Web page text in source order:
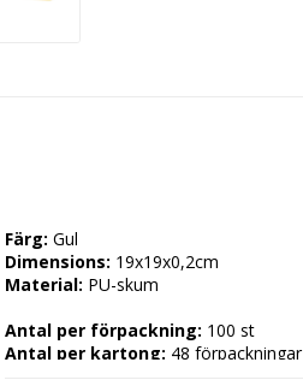
Färg:
Dimensions:
Material: PU-skum
Antal per förpackning:
Antal per kartong: 48 förpackningar